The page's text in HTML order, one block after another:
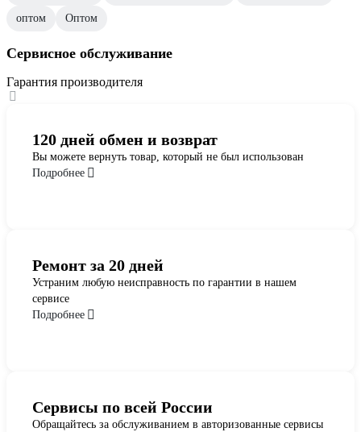
оптом Оптом
Сервисное обслуживание
Гарантия производителя
120 дней обмен и возврат
Вы можете вернуть товар, который не был использован
Подробнее
Ремонт за 20 дней
Устраним любую неисправность по гарантии в нашем
сервисе
Подробнее
Сервисы по всей России
Обращайтесь за обслуживанием в авторизованные сервисы